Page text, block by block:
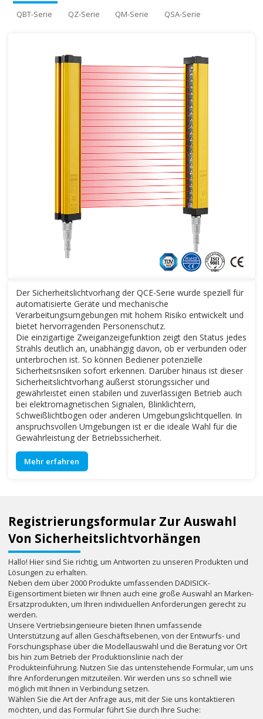
QBT-Serie
QZ-Serie QM-Serie QSA-Serie
Der Sicherheitslichtvorhang der QCE-Serie wurde speziell für
automatisierte Geräte und mechanische
Verarbeitungsumgebungen mit hohem Risiko entwickelt und
bietet hervorragenden Personenschutz.
Die einzigartige Zweiganzeigefunktion zeigt den Status jedes
Strahls deutlich an, unabhängig davon, ob er verbunden oder
unterbrochen ist. So können Bediener potenzielle
Sicherheitsrisiken sofort erkennen. Darüber hinaus ist dieser
Sicherheitslichtvorhang äußerst störungssicher und
gewährleistet einen stabilen und zuverlässigen Betrieb auch
bei elektromagnetischen Signalen, Blinklichtern,
Schweißlichtbogen oder anderen Umgebungslichtquellen. In
anspruchsvollen Umgebungen ist er die ideale Wahl für die
Gewährleistung der Betriebssicherheit.
Mehr erfahren
Registrierungsformular Zur Auswahl
Von Sicherheitslichtvorhängen
Hallo! Hier sind Sie richtig, um Antworten zu unseren Produkten und
Lösungen zu erhalten.
Neben dem über 2000 Produkte umfassenden DADISICK-
Eigensortiment bieten wir Ihnen auch eine große Auswahl an Marken-
Ersatzprodukten, um Ihren individuellen Anforderungen gerecht zu
werden.
Unsere Vertriebsingenieure bieten Ihnen umfassende
Unterstützung auf allen Geschäftsebenen, von der Entwurfs- und
Forschungsphase über die Modellauswahl und die Beratung vor Ort
bis hin zum Betrieb der Produktionslinie nach der
Produkteinführung. Nutzen Sie das untenstehende Formular, um uns
Ihre Anforderungen mitzuteilen. Wir werden uns so schnell wie
möglich mit Ihnen in Verbindung setzen.
Wählen Sie die Art der Anfrage aus, mit der Sie uns kontaktieren
möchten, und das Formular führt Sie durch Ihre Suche: